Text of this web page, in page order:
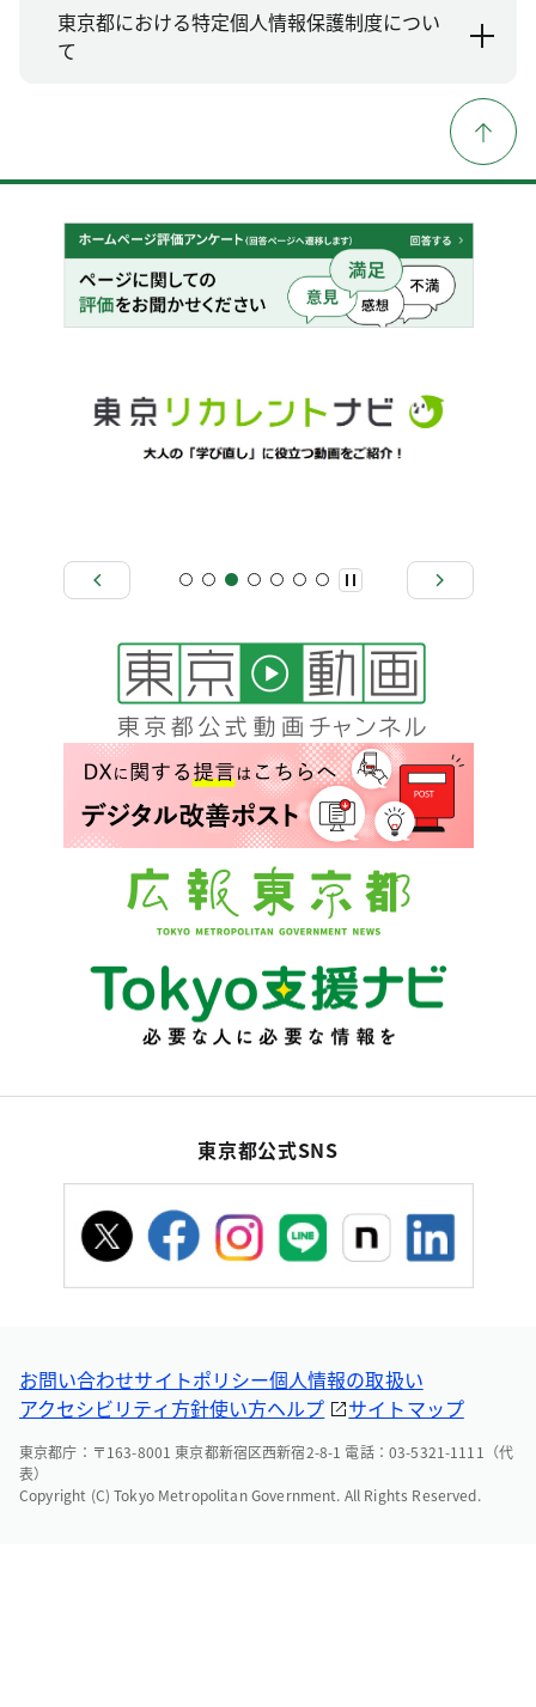
東京都における特定個人情報保護制度につい
て
東京都公式SNS
お問い合わせサイトポリシー個人情報の取扱い
アクセシビリティ方針使い方ヘルプ サイトマップ
東京都庁：〒163-8001 東京都新宿区西新宿2-8-1 電話：03-5321-1111（代
表）
Copyright (C) Tokyo Metropolitan Government. All Rights Reserved.